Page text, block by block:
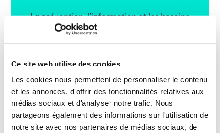
Ce site web utilise des cookies.
Les cookies nous permettent de personnaliser le contenu
et les annonces, d'offrir des fonctionnalités relatives aux
médias sociaux et d'analyser notre trafic. Nous
partageons également des informations sur l'utilisation de
notre site avec nos partenaires de médias sociaux, de
La prévention, l’information et les besoins
en santé seront mieux financés avec
l’argent provenant de la vente du
européen des drogues et toxicomanies
pour mener des actions de formation
seront renforcées et le transfert de ses
connaissances aux professionnels
confrontés au problème lié à la drogue
sera facilité.